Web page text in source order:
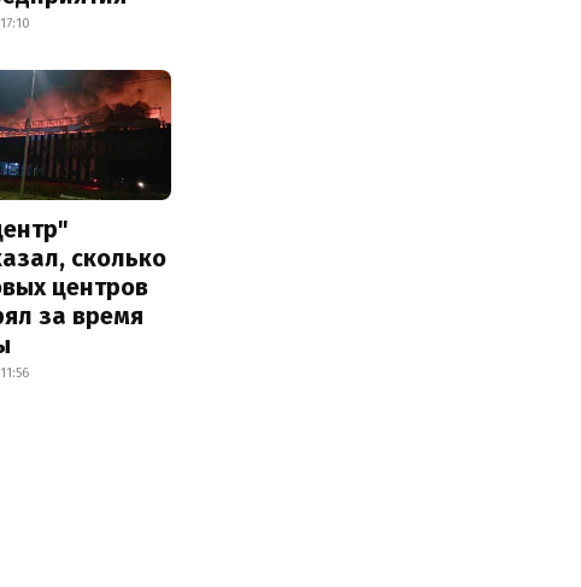
сколько
центров
за время